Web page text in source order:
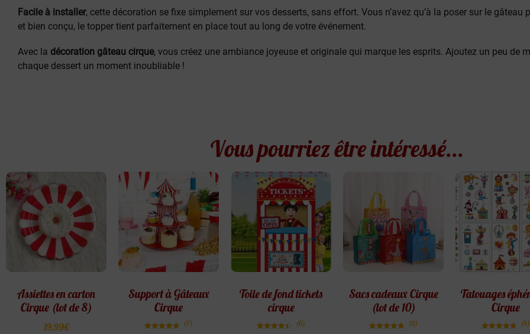
Facile à installer, cette décoration se fixe simplement sur vos desserts, sans effort. Vous n’avez qu’à la poser sur le
et bien conçu, le topper tient parfaitement en place tout au long de votre événement.
Avec la décoration gâteau cirque, vous créez une ambiance joyeuse et originale qui marque les esprits. Ajoutez un peu de
chaque dessert un moment inoubliable !
Vous pourriez être intéressé...
Assiettes en carton
Cirque (lot de 8)
19.99€
Support à Gâteaux
Cirque
(7)
Toile de fond tickets
cirque
(6)
Sacs cadeaux Cirque
(lot de 10)
(5)
Tatouages
Cirque
(4)